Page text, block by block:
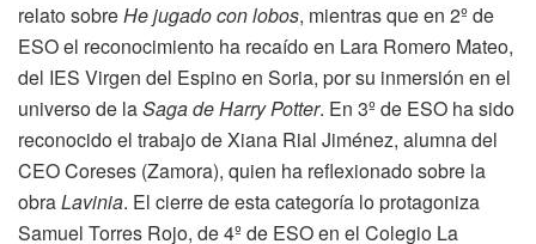
relato sobreHe jugado con lobos, mientras que en 2º de
ESO el reconocimiento ha recaído en Lara Romero Mateo,
del IES Virgen del Espino en Soria, por su inmersión en el
universo de laSaga de Harry Potter. En 3º de ESO ha sido
reconocido el trabajo de Xiana Rial Jiménez, alumna del
CEO Coreses (Zamora), quien ha reflexionado sobre la
obraLavinia. El cierre de esta categoría lo protagoniza
Samuel Torres Rojo, de 4º de ESO en el Colegio La